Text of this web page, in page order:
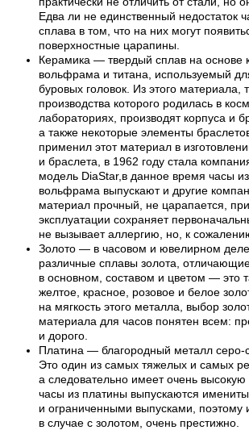
Едва ли не единственный недостаток
сплава в том, что на них могут
поверхностные царапины.
Керамика — твердый сплав на основе
вольфрама и титана, используемый
буровых головок. Из этого материала,
производства которого родилась в
лабораториях, производят корпуса и
а также некоторые элементы
применил этот материал в
и браслета, в 1962 году стала
модель DiaStar,в данное время часы
вольфрама выпускают и другие
материал прочный, не царапается,
эксплуатации сохраняет
не вызывает аллергию, но, к
Золото — в часовом и ювелирном деле
различные сплавы золота,
в основном, составом и цветом — это
желтое, красное, розовое и белое
на мягкость этого металла, выбор
материала для часов понятен всем:
и дорого.
Платина — благородный металл серо-
Это один из самых тяжелых и самых
а следовательно имеет очень высокую
часы из платины выпускаются
и ограниченными выпусками, поэтому
в случае с золотом, очень престижно.